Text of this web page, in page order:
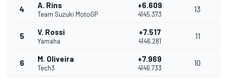
4 A. Rins
Team Suzuki MotoGP
+6.609
4145.373
13
5 V. Rossi
Yamaha
+7.517
4146.281
11
6 M. Oliveira
Tech3
+7.969
4146.733
10